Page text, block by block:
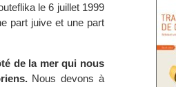
le 6 juillet 1999
part juive et une part
de la mer qui nous
Nous devons à